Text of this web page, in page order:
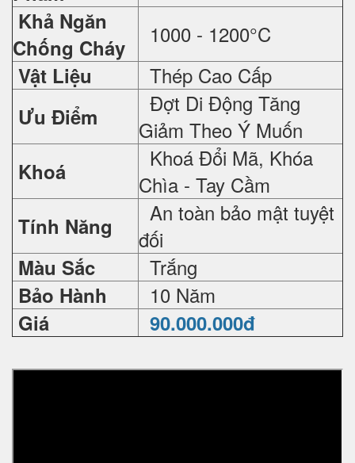
Khả Ngăn
Chống Cháy
1000 - 1200°C
Vật Liệu Thép Cao Cấp
Ưu Điểm
Đợt Di Động Tăng
Giảm Theo Ý Muốn
Khoá
Khoá Đổi Mã, Khóa
Chìa - Tay Cầm
Tính Năng
An toàn bảo mật tuyệt
đối
Màu Sắc Trắng
Bảo Hành 10 Năm
Giá 90.000.000đ